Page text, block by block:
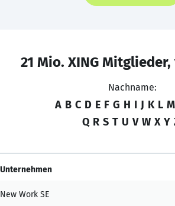
21 Mio. XING
Nachname:
A B C D E F G H I J K L M
Q R S T U V W X Y
Unternehmen
New Work SE